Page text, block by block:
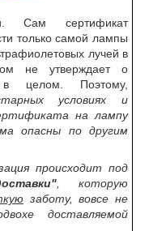
Сам сертификат
только самой лампы
лучей в
не утверждает о
в целом. Поэтому,
условиях и
на лампу
опасны по другим
происходит под
, которую
заботу, вовсе не
доставляемой